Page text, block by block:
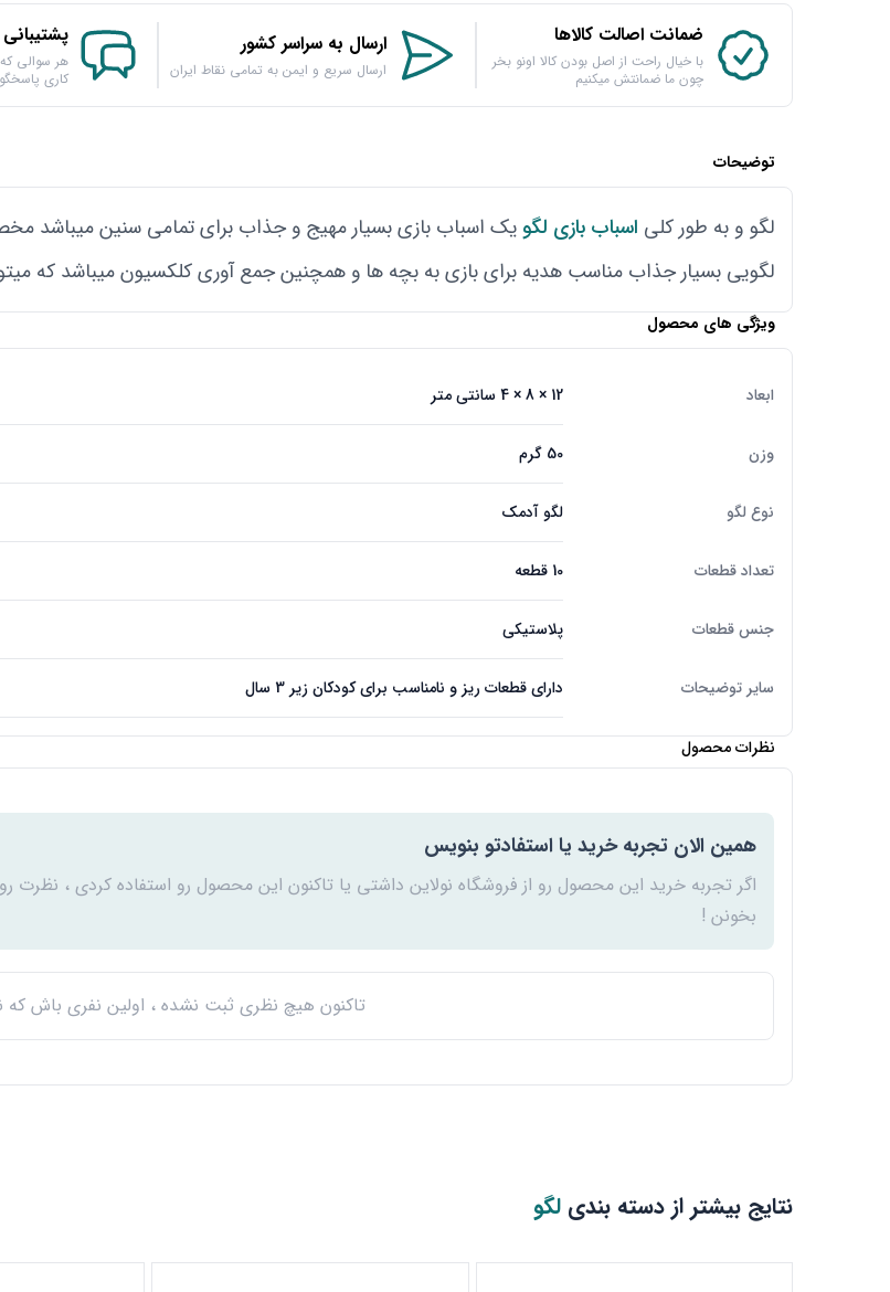
ضمانت اصالت کالاها
با خیال راحت از اصل بودن کالا اونو بخر
چون ما ضمانتش میکنیم
ارسال به سراسر کشور
ارسال سریع و ایمن به تمامی نقاط ایران
پشتیبانی 24 ساعته
هر سوالی
کاری
توضیحات
لگو و به طور کلی اسباب بازی لگو یک اسباب بازی بسیار مهیج و جذاب برای تمامی سنین میباشد
لگویی بسیار جذاب مناسب هدیه برای بازی به بچه ها و همچنین جمع آوری کلکسیون میباشد که
ویژگی های محصول
ابعاد 12 × 8 × 4 سانتی متر
وزن 50 گرم
نوع لگو لگو آدمک
تعداد قطعات 10 قطعه
جنس قطعات پلاستیکی
سایر توضیحات دارای قطعات ریز و نامناسب برای کودکان زیر 3 سال
نظرات محصول
همین الان تجربه خرید یا استفادتو بنویس
اگر تجربه خرید این محصول رو از فروشگاه نولاین داشتی یا تاکنون این محصول رو استفاده کردی ، نظرت
بخونن !
تاکنون هیچ نظری ثبت نشده ، اولین نفری باش که
نتایج بیشتر از دسته بندی لگو